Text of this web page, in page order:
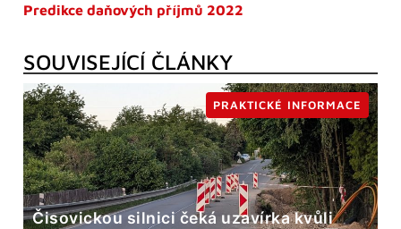
Predikce daňových příjmů 2022
SOUVISEJÍCÍ ČLÁNKY
Čisovickou silnici čeká uzavírka kvůli
PRAKTICKÉ INFORMACE